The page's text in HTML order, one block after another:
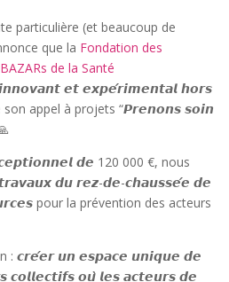
particulière (et beaucoup de
que la Fondation des
de la Santé
𝙚𝙩 𝙚𝙭𝙥𝙚́𝙧𝙞𝙢𝙚𝙣𝙩𝙖𝙡 𝙝𝙤𝙧𝙨
son appel à projets “𝙋𝙧𝙚𝙣𝙤𝙣𝙨 𝙨𝙤𝙞𝙣
𝙙𝙚 120 000 €, nous
𝙩𝙧𝙖𝙫𝙖𝙪𝙭 𝙙𝙪 𝙧𝙚𝙯-𝙙𝙚-𝙘𝙝𝙖𝙪𝙨𝙨𝙚́𝙚 𝙙𝙚
pour la prévention des acteurs
: 𝙘𝙧𝙚́𝙚𝙧 𝙪𝙣 𝙚𝙨𝙥𝙖𝙘𝙚 𝙪𝙣𝙞𝙦𝙪𝙚 𝙙𝙚
𝙘𝙤𝙡𝙡𝙚𝙘𝙩𝙞𝙛𝙨 𝙤𝙪̀ 𝙡𝙚𝙨 𝙖𝙘𝙩𝙚𝙪𝙧𝙨 𝙙𝙚